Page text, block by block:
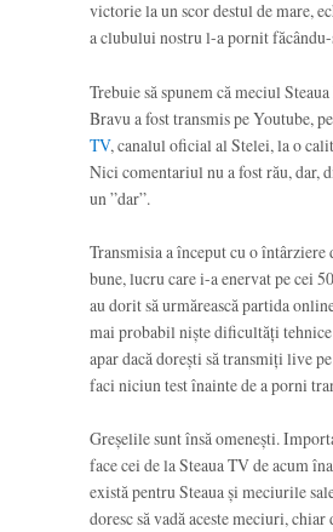
victorie la un scor destul de mare,
a clubului nostru l-a pornit făcându-
Trebuie să spunem că meciul
Bravu a fost transmis pe Youtube,
TV, canalul oficial al Stelei, la o
Nici comentariul nu a fost rău, dar,
un ”dar”.
Transmisia a început cu o întârziere
bune, lucru care i-a enervat pe cei
au dorit să urmărească partida
mai probabil niște dificultăți
apar dacă dorești să transmiți live
faci niciun test înainte de a porni
Greșelile sunt însă omenești.
face cei de la Steaua TV de acum
există pentru Steaua și meciurile
doresc să vadă aceste meciuri,